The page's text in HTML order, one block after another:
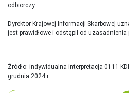
odbiorczy.
Dyrektor Krajowej Informacji Skarbowej
jest prawidłowe i odstąpił od uzasadnienia
Źródło: indywidualna interpretacja 0111-
grudnia 2024 r.